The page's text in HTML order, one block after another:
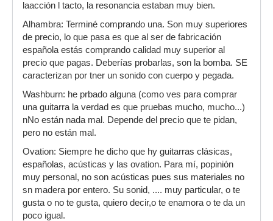
laacción l tacto, la resonancia estaban muy bien.
Alhambra: Terminé comprando una. Son muy superiores
de precio, lo que pasa es que al ser de fabricación
española estás comprando calidad muy superior al
precio que pagas. Deberías probarlas, son la bomba. SE
caracterizan por tner un sonido con cuerpo y pegada.
Washburn: he prbado alguna (como ves para comprar
una guitarra la verdad es que pruebas mucho, mucho...)
nNo están nada mal. Depende del precio que te pidan,
pero no están mal.
Ovation: Siempre he dicho que hy guitarras clásicas,
españolas, acústicas y las ovation. Para mí, popinión
muy personal, no son acústicas pues sus materiales no
sn madera por entero. Su sonid, .... muy particular, o te
gusta o no te gusta, quiero decir,o te enamora o te da un
poco igual.